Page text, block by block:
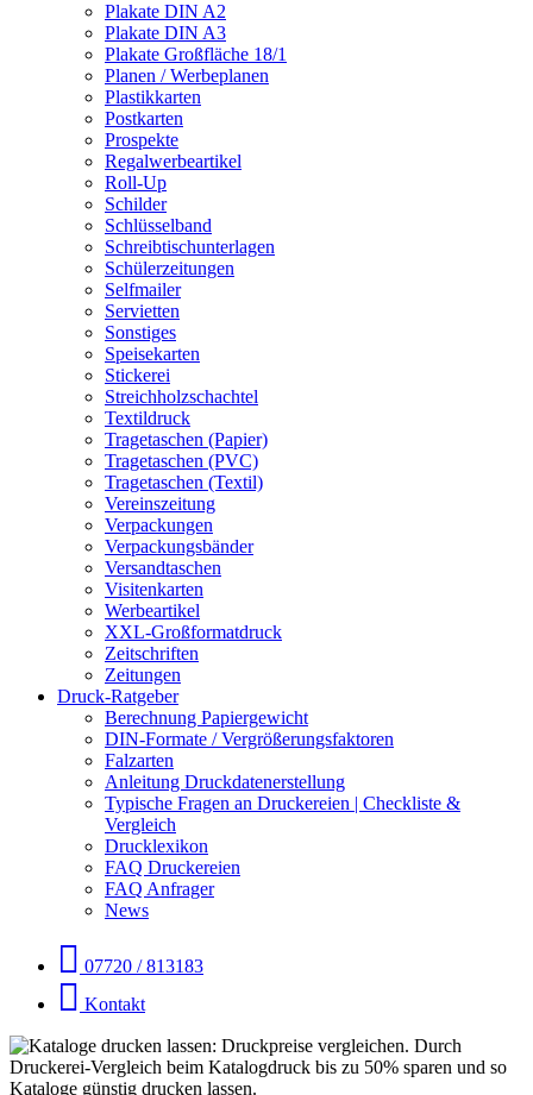
Plakate DIN A2
Plakate DIN A3
Plakate Großfläche 18/1
Planen / Werbeplanen
Plastikkarten
Postkarten
Prospekte
Regalwerbeartikel
Roll-Up
Schilder
Schlüsselband
Schreibtischunterlagen
Schülerzeitungen
Selfmailer
Servietten
Sonstiges
Speisekarten
Stickerei
Streichholzschachtel
Textildruck
Tragetaschen (Papier)
Tragetaschen (PVC)
Tragetaschen (Textil)
Vereinszeitung
Verpackungen
Verpackungsbänder
Versandtaschen
Visitenkarten
Werbeartikel
XXL-Großformatdruck
Zeitschriften
Zeitungen
Druck-Ratgeber
Berechnung Papiergewicht
DIN-Formate / Vergrößerungsfaktoren
Falzarten
Anleitung Druckdatenerstellung
Typische Fragen an Druckereien | Checkliste &
Vergleich
Drucklexikon
FAQ Druckereien
FAQ Anfrager
News
07720 / 813183
Kontakt